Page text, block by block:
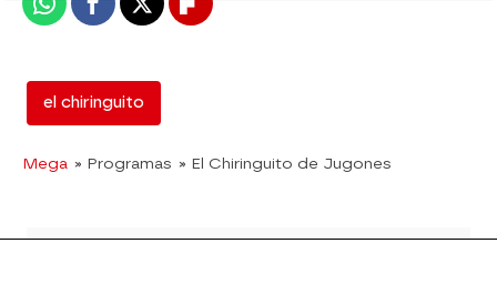
WhatsappFacebook
X Flipboard
el chiringuito
Mega » Programas » El Chiringuito de Jugones